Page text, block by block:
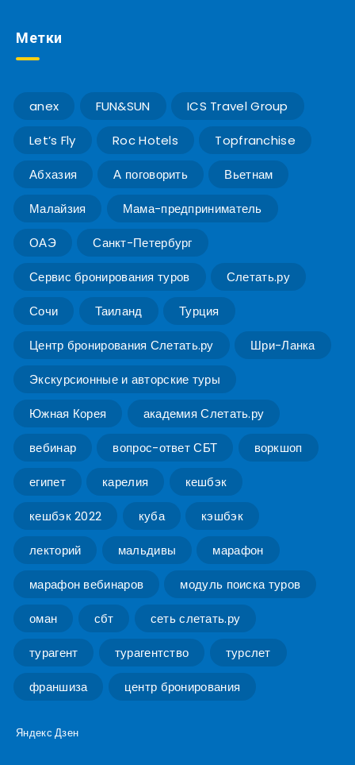
Метки
anex FUN&SUN ICS Travel Group
Let’s Fly Roc Hotels Topfranchise
Абхазия А поговорить Вьетнам
Малайзия Мама-предприниматель
ОАЭ Санкт-Петербург
Сервис бронирования туров Слетать.ру
Сочи Таиланд Турция
Центр бронирования Слетать.ру Шри-Ланка
Экскурсионные и авторские туры
Южная Корея академия Слетать.ру
вебинар вопрос-ответ СБТ воркшоп
египет карелия кешбэк
кешбэк 2022 куба кэшбэк
лекторий мальдивы марафон
марафон вебинаров модуль поиска туров
оман сбт сеть слетать.ру
турагент турагентство турслет
франшиза центр бронирования
Яндекс Дзен